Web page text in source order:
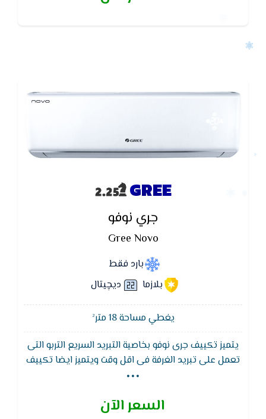
GREE
جري نوفو
Gree Novo
بارد فقط
بلازما
ديچيتال
يغطي مساحة 18 متر²
يتميز تكييف جرى نوفو بخاصية التبريد السريع التربو التى
تعمل على تبريد الغرفة فى اقل وقت ويتميز ايضا تكييف
جري نوفو, Gree بفريون 410 الذي يكون ليس له اى اضرار
للبيئه ) و الموفر ايضا في الاستهلاك الكهربي ,و ايضا
...
السعر الآن